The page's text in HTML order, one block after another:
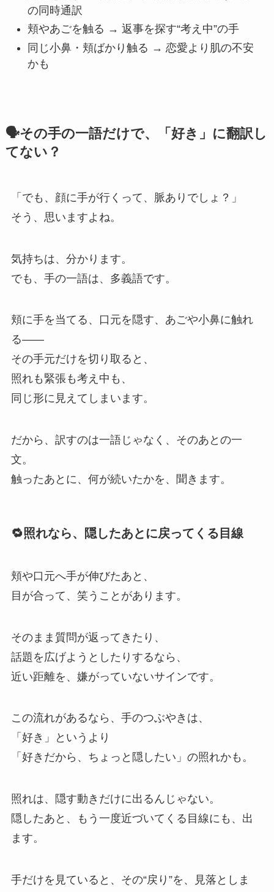
の同時通訳
頬やあごを触る → 返事を探す“考え中”の手
同じ小鼻・頬ばかり触る → 恋愛より肌の不安
かも
🗣️その手の一語だけで、「好き」に翻訳し
てない？
「でも、顔に手が行くって、脈ありでしょ？」
そう、思いますよね。
気持ちは、分かります。
でも、手の一語は、多義語です。
頬に手を当てる、口元を隠す、あごや小鼻に触れ
る——
その手元だけを切り取ると、
照れも緊張も考え中も、
同じ形に見えてしまいます。
だから、訳すのは一語じゃなく、そのあとの一
文。
触ったあとに、何が続いたかを、聞きます。
🔁照れなら、隠したあとに戻ってくる目線
頬や口元へ手が伸びたあと、
目が合って、笑うことがあります。
そのまま質問が返ってきたり、
話題を広げようとしたりするなら、
近い距離を、嫌がっていないサインです。
この流れがあるなら、手のつぶやきは、
「好き」というより
「好きだから、ちょっと隠したい」の照れかも。
照れは、隠す動きだけに出るんじゃない。
隠したあと、もう一度近づいてくる目線にも、出
ます。
手だけを見ていると、その“戻り”を、見落としま